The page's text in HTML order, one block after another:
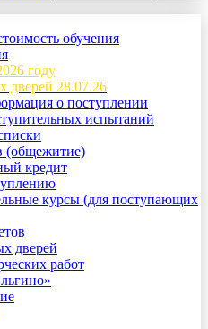
обучения
году
дверей 28.07.26
о поступлении
испытаний
(общежитие)
кредит
курсы (для поступающих
дверей
работ